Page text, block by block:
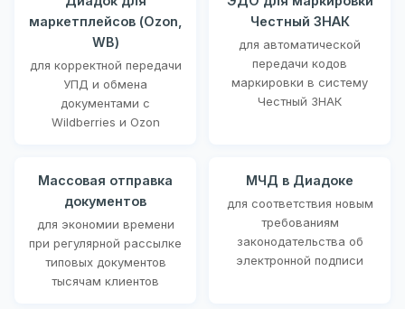
маркетплейсов (Ozon,
WB)
для корректной передачи
УПД и обмена
документами с
Wildberries и Ozon
Честный ЗНАК
для автоматической
передачи кодов
маркировки в систему
Честный ЗНАК
Массовая отправка
документов
для экономии времени
при регулярной рассылке
типовых документов
тысячам клиентов
МЧД в Диадоке
для соответствия новым
требованиям
законодательства об
электронной подписи